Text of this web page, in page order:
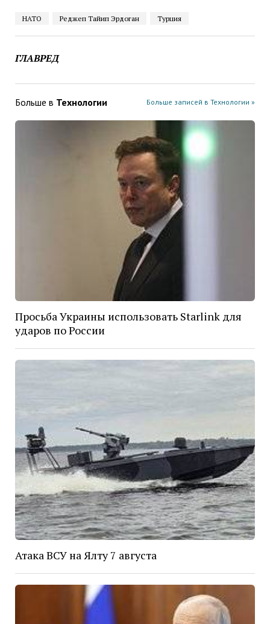
НАТО Реджеп Тайип Эрдоган Турция
ГЛАВРЕД
Больше в Технологии Больше записей в Технологии »
Просьба Украины использовать Starlink для
ударов по России
Атака ВСУ на Ялту 7 августа